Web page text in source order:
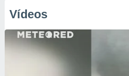
Vídeos